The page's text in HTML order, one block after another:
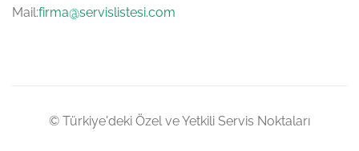
Mail:firma@servislistesi.com
© Türkiye'deki Özel ve Yetkili Servis Noktaları